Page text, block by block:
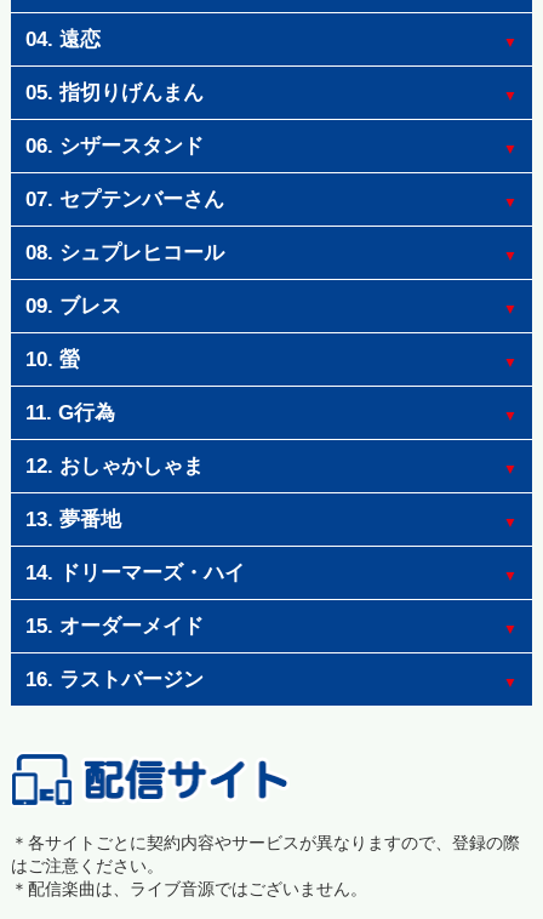
04. 遠恋
05. 指切りげんまん
06. シザースタンド
07. セプテンバーさん
08. シュプレヒコール
09. ブレス
10. 螢
11. G行為
12. おしゃかしゃま
13. 夢番地
14. ドリーマーズ・ハイ
15. オーダーメイド
16. ラストバージン
＊各サイトごとに契約内容やサービスが異なりますので、登録の際
はご注意ください。
＊配信楽曲は、ライブ音源ではございません。